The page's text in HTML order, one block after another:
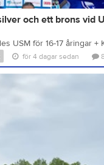
och ett brons vid
för 4 dagar sedan